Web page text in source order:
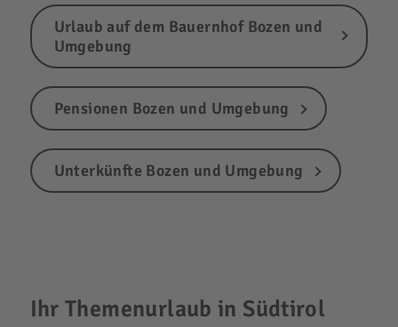
Urlaub auf dem Bauernhof Bozen und
Umgebung
Pensionen Bozen und Umgebung
Unterkünfte Bozen und Umgebung
Ihr Themenurlaub in Südtirol